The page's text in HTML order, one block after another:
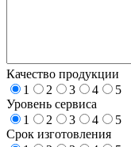
Качество продукции
1
2 3 4
5
Уровень сервиса
1
2 3 4
5
Срок изготовления